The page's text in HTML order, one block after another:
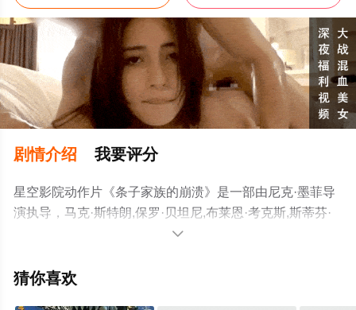
剧情介绍 我要评分
星空影院动作片《条子家族的崩溃》是一部由尼克·墨菲导
演执导，马克·斯特朗,保罗·贝坦尼,布莱恩·考克斯,斯蒂芬·
格拉汉姆,佐伊·塔珀,本·克朗普顿等明星演员精彩演绎的英
空电影网，更多相关信息可移步至豆瓣电影、电视猫或剧

猜你喜欢